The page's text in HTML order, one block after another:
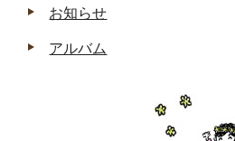
お知らせ
アルバム